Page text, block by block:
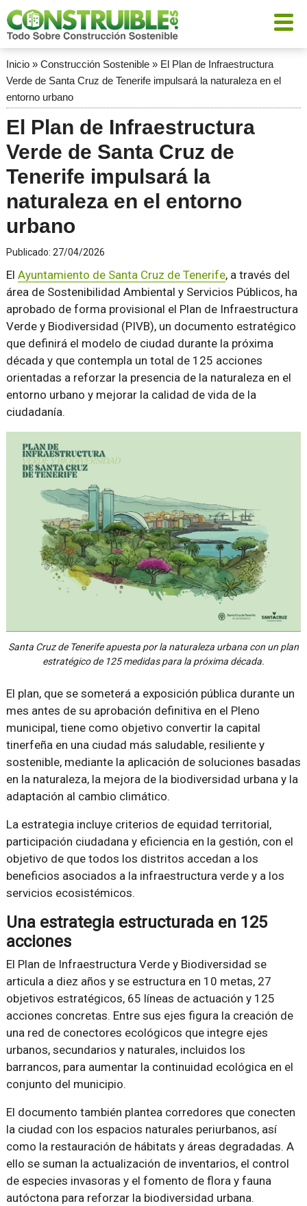
Inicio» Construcción Sostenible» El Plan de Infraestructura
Verde de Santa Cruz de Tenerife impulsará la naturaleza en el
entorno urbano
El Plan de Infraestructura
Verde de Santa Cruz de
Tenerife impulsará la
naturaleza en el entorno
urbano
Publicado: 27/04/2026
El Ayuntamiento de Santa Cruz de Tenerife, a través del
área de Sostenibilidad Ambiental y Servicios Públicos, ha
aprobado de forma provisional el Plan de Infraestructura
Verde y Biodiversidad (PIVB), un documento estratégico
que definirá el modelo de ciudad durante la próxima
década y que contempla un total de 125 acciones
orientadas a reforzar la presencia de la naturaleza en el
entorno urbano y mejorar la calidad de vida de la
ciudadanía.
Santa Cruz de Tenerife apuesta por la naturaleza urbana con un plan
estratégico de 125 medidas para la próxima década.
El plan, que se someterá a exposición pública durante un
mes antes de su aprobación definitiva en el Pleno
municipal, tiene como objetivo convertir la capital
tinerfeña en una ciudad más saludable, resiliente y
sostenible, mediante la aplicación de soluciones basadas
en la naturaleza, la mejora de la biodiversidad urbana y la
adaptación al cambio climático.
La estrategia incluye criterios de equidad territorial,
participación ciudadana y eficiencia en la gestión, con el
objetivo de que todos los distritos accedan a los
beneficios asociados a la infraestructura verde y a los
servicios ecosistémicos.
Una estrategia estructurada en 125
acciones
El Plan de Infraestructura Verde y Biodiversidad se
articula a diez años y se estructura en 10 metas, 27
objetivos estratégicos, 65 líneas de actuación y 125
acciones concretas. Entre sus ejes figura la creación de
una red de conectores ecológicos que integre ejes
urbanos, secundarios y naturales, incluidos los
barrancos, para aumentar la continuidad ecológica en el
conjunto del municipio.
El documento también plantea corredores que conecten
la ciudad con los espacios naturales periurbanos, así
como la restauración de hábitats y áreas degradadas. A
ello se suman la actualización de inventarios, el control
de especies invasoras y el fomento de flora y fauna
autóctona para reforzar la biodiversidad urbana.